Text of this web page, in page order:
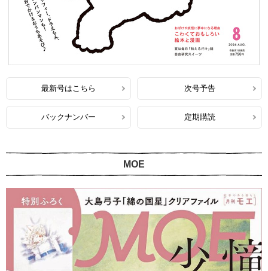
最新号はこちら 次号予告
バックナンバー 定期購読
MOE